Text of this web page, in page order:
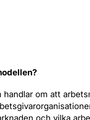
handlar om att
och vilka